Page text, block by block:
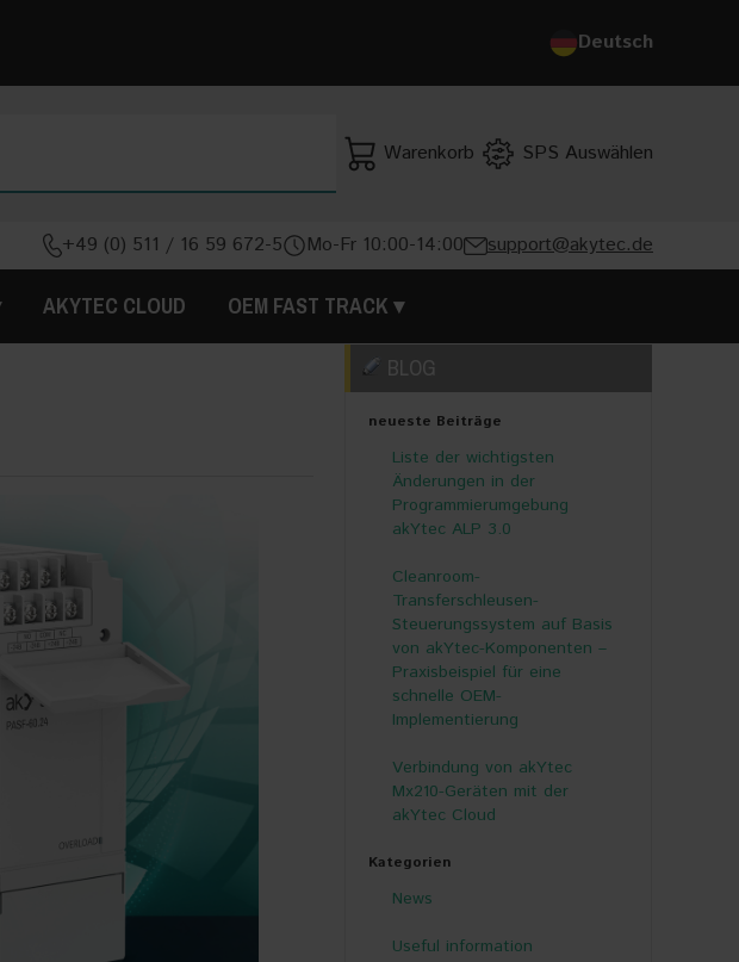
Deutsch
SUCHEWarenkorb SPS Auswählen
+49 (0) 511 / 16 59 672-5 Mo-Fr 10:00-14:00 support@akytec.de
AKYTEC CLOUD OEM FAST TRACK
BLOG
neueste Beiträge
Liste der wichtigsten
Änderungen in der
Programmierumgebung
akYtec ALP 3.0
Cleanroom-
Transferschleusen-
Steuerungssystem auf Basis
von akYtec-Komponenten –
Praxisbeispiel für eine
schnelle OEM-
Implementierung
Verbindung von akYtec
Mx210-Geräten mit der
akYtec Cloud
Kategorien
News
Useful information